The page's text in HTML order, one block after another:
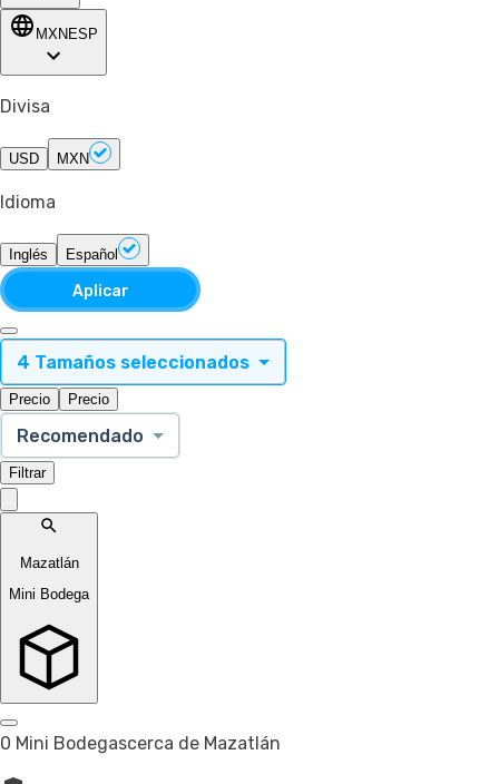
MXN ESP
Divisa
USD MXN
Idioma
Inglés Español
Aplicar
4 Tamaños seleccionados
Precio Precio
Recomendado
Filtrar
Mazatlán
Mini Bodega
0 Mini Bodegascerca de Mazatlán